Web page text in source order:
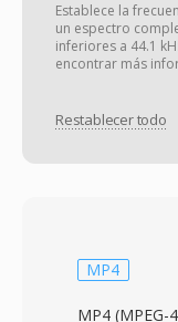
Establece la
un espectro
inferiores a 44.1
encontrar más
Restablecer todo
MP4
MP4